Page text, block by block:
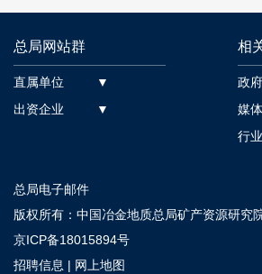
总局网站群
直属单位 ▼
出资企业 ▼
相
政
媒
行
总局电子邮件
版权所有：中国冶金地质总局矿产资源研究
京ICP备18015894号
招聘信息 | 网上地图